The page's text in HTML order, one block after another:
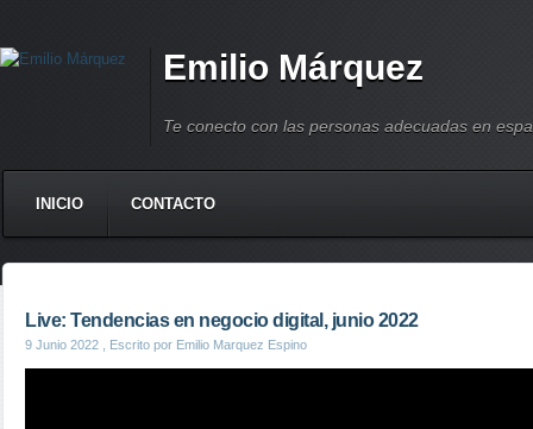
Emilio Márquez
Te conecto con las personas adecuadas en
INICIO CONTACTO
Live: Tendencias en negocio digital, junio 2022
9 Junio 2022 , Escrito por Emilio Marquez Espino